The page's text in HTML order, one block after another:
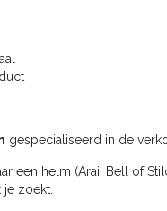
gespecialiseerd in de
een helm (Arai, Bell of
zoekt.